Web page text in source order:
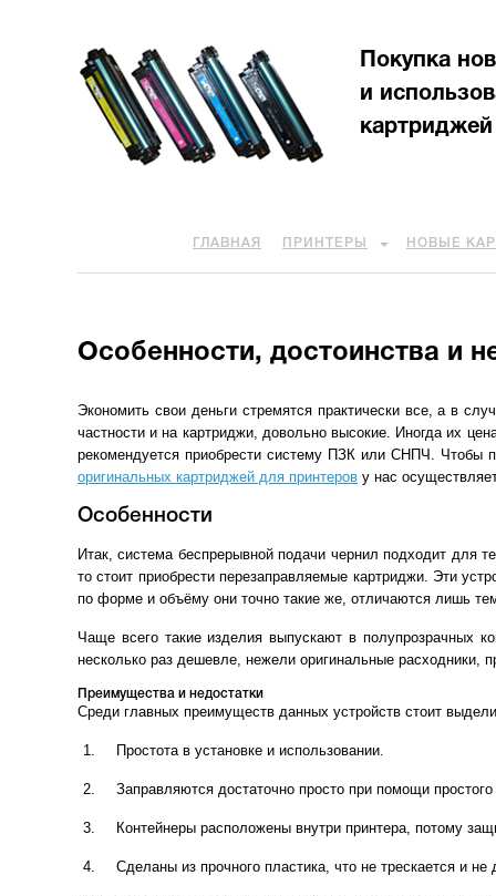
Покупка
и
картриджей
ГЛАВНАЯ ПРИНТЕРЫ НОВЫЕ
Особенности, достоинства и
Экономить свои деньги стремятся практически все, а в
частности и на картриджи, довольно высокие. Иногда их
рекомендуется приобрести систему ПЗК или СНПЧ. Чтобы
оригинальных картриджей для принтеров у нас
Особенности
Итак, система беспрерывной подачи чернил подходит для
то стоит приобрести перезаправляемые картриджи. Эти
по форме и объёму они точно такие же, отличаются лишь
Чаще всего такие изделия выпускают в полупрозрачных
несколько раз дешевле, нежели оригинальные
Преимущества и недостатки
Среди главных преимуществ данных устройств стоит
Простота в установке и использовании.
Заправляются достаточно просто при помощи
Контейнеры расположены внутри принтера, потому
Сделаны из прочного пластика, что не трескается и